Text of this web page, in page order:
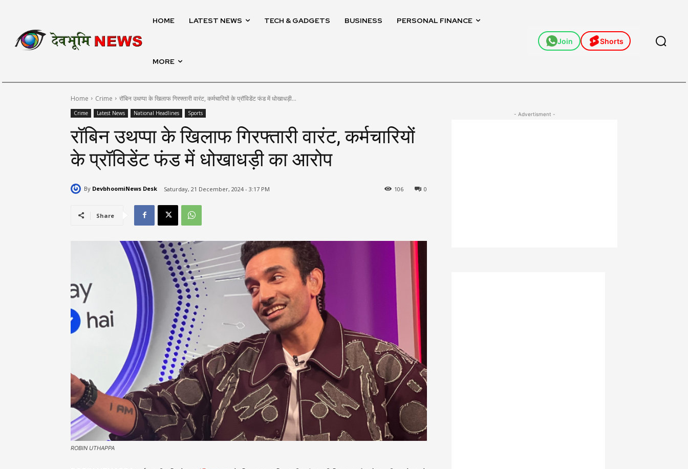
HOME LATEST NEWS TECH & GADGETS BUSINESS PERSONAL FINANCE
MORE
Join Shorts
Home Crime रॉबिन उथप्पा के खिलाफ गिरफ्तारी वारंट, कर्मचारियों के प्रॉविडेंट फंड में धोखाधड़ी...
Crime Latest News National Headlines Sports
रॉबिन उथप्पा के खिलाफ गिरफ्तारी वारंट, कर्मचारियों
के प्रॉविडेंट फंड में धोखाधड़ी का आरोप
By DevbhoomiNews Desk Saturday, 21 December, 2024 - 3:17 PM 0
106
Share
ROBIN UTHAPPA
- Advertisment -